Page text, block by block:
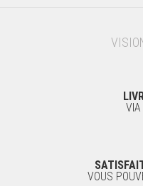
VIA
VOUS